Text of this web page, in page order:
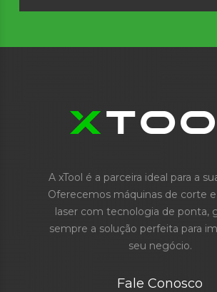
A xTool é a parceira ideal para a
Oferecemos máquinas de corte e
laser com tecnologia de ponta,
sempre a solução perfeita para
seu negócio.
Fale Conosco